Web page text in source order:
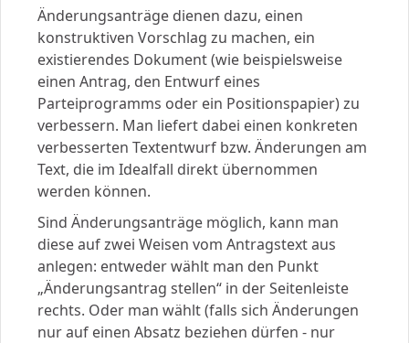
Änderungsanträge dienen dazu, einen
konstruktiven Vorschlag zu machen, ein
existierendes Dokument (wie beispielsweise
einen Antrag, den Entwurf eines
Parteiprogramms oder ein Positionspapier) zu
verbessern. Man liefert dabei einen konkreten
verbesserten Textentwurf bzw. Änderungen am
Text, die im Idealfall direkt übernommen
werden können.
Sind Änderungsanträge möglich, kann man
diese auf zwei Weisen vom Antragstext aus
anlegen: entweder wählt man den Punkt
„Änderungsantrag stellen“ in der Seitenleiste
rechts. Oder man wählt (falls sich Änderungen
nur auf einen Absatz beziehen dürfen - nur